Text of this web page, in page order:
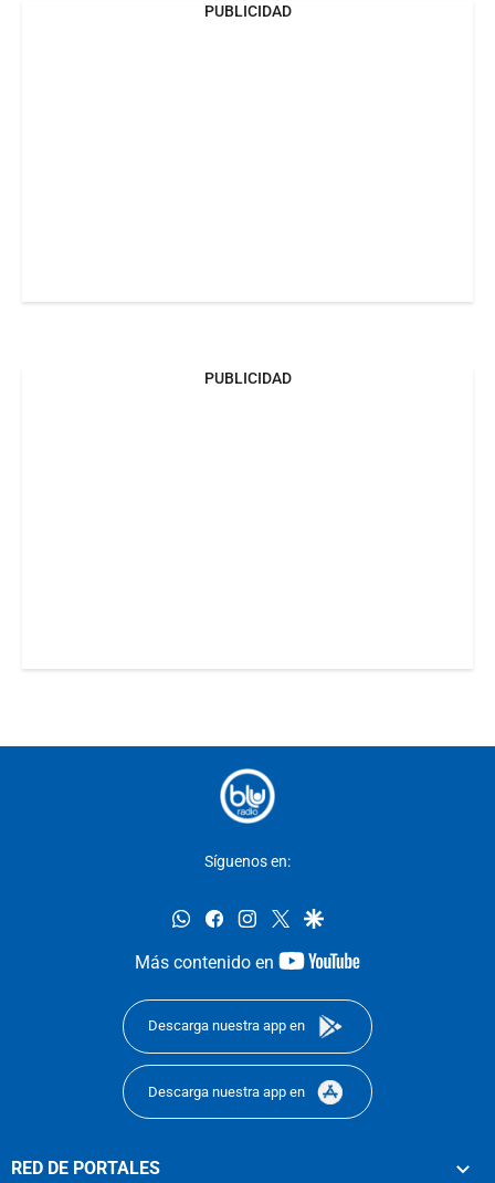
PUBLICIDAD
PUBLICIDAD
Síguenos en:
whatsappfacebookinstagram
twittergoogle
Más contenido en
youtube-
Descarga nuestra app en
Descarga nuestra app en
RED DE PORTALES